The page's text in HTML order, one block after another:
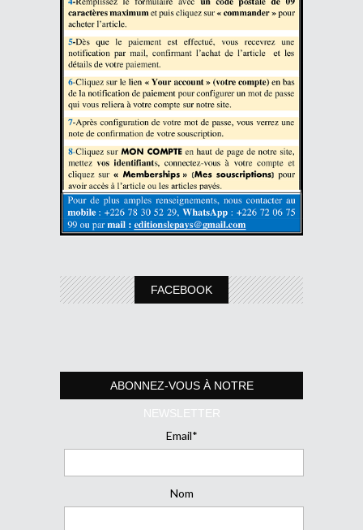
FACEBOOK
ABONNEZ-VOUS À NOTRE
NEWSLETTER
Email*
Nom